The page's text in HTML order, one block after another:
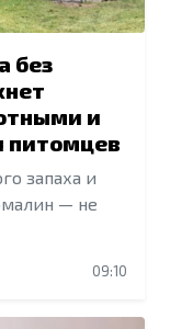
без
и
питомцев
запаха и
— не
09:10